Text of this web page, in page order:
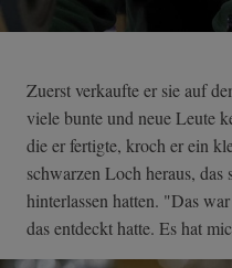
Zuerst verkaufte er sie auf
viele bunte und neue Leute
die er fertigte, kroch er ein
schwarzen Loch heraus,
hinterlassen hatten. "Das
das entdeckt hatte. Es hat